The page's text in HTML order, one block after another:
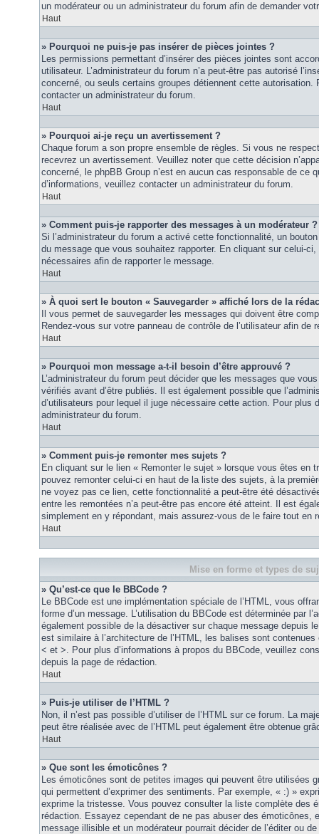
un modérateur ou un administrateur du forum afin de demander
Haut
» Pourquoi ne puis-je pas insérer de pièces jointes ?
Les permissions permettant d’insérer des pièces jointes sont
utilisateur. L’administrateur du forum n’a peut-être pas autorisé
concerné, ou seuls certains groupes détiennent cette autorisation.
contacter un administrateur du forum.
Haut
» Pourquoi ai-je reçu un avertissement ?
Chaque forum a son propre ensemble de règles. Si vous ne
recevrez un avertissement. Veuillez noter que cette décision
concerné, le phpBB Group n’est en aucun cas responsable de ce
d’informations, veuillez contacter un administrateur du forum.
Haut
» Comment puis-je rapporter des messages à un modérateur ?
Si l’administrateur du forum a activé cette fonctionnalité, un
du message que vous souhaitez rapporter. En cliquant sur celui-
nécessaires afin de rapporter le message.
Haut
» À quoi sert le bouton « Sauvegarder » affiché lors de la
Il vous permet de sauvegarder les messages qui doivent être
Rendez-vous sur votre panneau de contrôle de l’utilisateur afin de
Haut
» Pourquoi mon message a-t-il besoin d’être approuvé ?
L’administrateur du forum peut décider que les messages que
vérifiés avant d’être publiés. Il est également possible que
d’utilisateurs pour lequel il juge nécessaire cette action. Pour plus
administrateur du forum.
Haut
» Comment puis-je remonter mes sujets ?
En cliquant sur le lien « Remonter le sujet » lorsque vous êtes en
pouvez remonter celui-ci en haut de la liste des sujets, à la
ne voyez pas ce lien, cette fonctionnalité a peut-être été
entre les remontées n’a peut-être pas encore été atteint. Il est
simplement en y répondant, mais assurez-vous de le faire tout en
Haut
Mise en forme et types de
» Qu’est-ce que le BBCode ?
Le BBCode est une implémentation spéciale de l’HTML, vous
forme d’un message. L’utilisation du BBCode est déterminée par
également possible de la désactiver sur chaque message depuis
est similaire à l’architecture de l’HTML, les balises sont
< et >. Pour plus d’informations à propos du BBCode, veuillez
depuis la page de rédaction.
Haut
» Puis-je utiliser de l’HTML ?
Non, il n’est pas possible d’utiliser de l’HTML sur ce forum. La
peut être réalisée avec de l’HTML peut également être obtenue
Haut
» Que sont les émoticônes ?
Les émoticônes sont de petites images qui peuvent être utilisées
qui permettent d’exprimer des sentiments. Par exemple, « :) »
exprime la tristesse. Vous pouvez consulter la liste complète des
rédaction. Essayez cependant de ne pas abuser des émoticônes,
message illisible et un modérateur pourrait décider de l’éditer ou